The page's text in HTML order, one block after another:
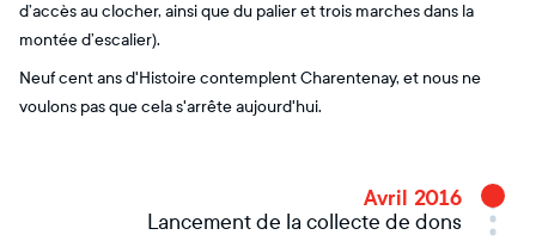
d’accès au clocher, ainsi que du palier et trois marches dans la
montée d’escalier).
Neuf cent ans d'Histoire contemplent Charentenay, et nous ne
voulons pas que cela s'arrête aujourd'hui.
Avril 2016
Lancement de la collecte de dons